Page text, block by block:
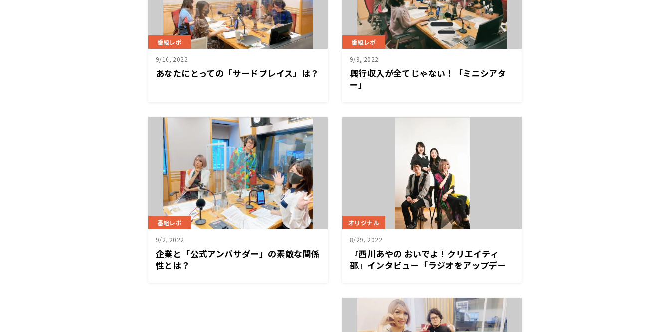
番組レポ
9/16, 2022
あなたにとっての「サードプレイス」は？
番組レポ
9/9, 2022
興行収入が全てじゃない！「ミニシアタ
ー」
番組レポ
9/2, 2022
企業と「公式アンバサダー」の素敵な関係
性とは？
オリジナル
8/29, 2022
『西川あやの おいでよ！クリエイティ
部』インタビュー「ラジオをアップデー